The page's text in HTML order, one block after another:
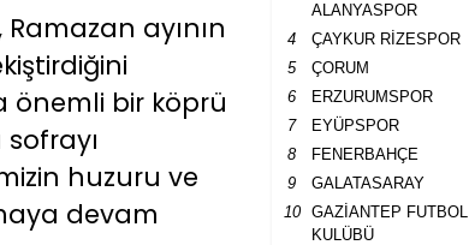
ayının
önemli bir köprü
huzuru ve
devam
ALANYASPOR
4 ÇAYKUR RİZESPOR
5
ÇORUM
6
ERZURUMSPOR
7
EYÜPSPOR
8
FENERBAHÇE
9
GALATASARAY
10
GAZİANTEP FUTBOL
KULÜBÜ